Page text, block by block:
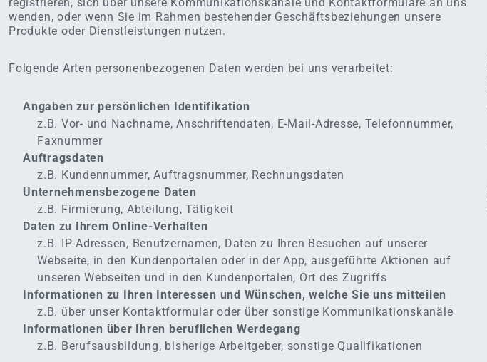
registrieren, sich über unsere Kommunikationskanäle und Kontaktformulare an uns
wenden, oder wenn Sie im Rahmen bestehender Geschäftsbeziehungen unsere
Produkte oder Dienstleistungen nutzen.
Folgende Arten personenbezogenen Daten werden bei uns verarbeitet:
Angaben zur persönlichen Identifikation
z.B. Vor- und Nachname, Anschriftendaten, E-Mail-Adresse, Telefonnummer,
Faxnummer
Auftragsdaten
z.B. Kundennummer, Auftragsnummer, Rechnungsdaten
Unternehmensbezogene Daten
z.B. Firmierung, Abteilung, Tätigkeit
Daten zu Ihrem Online-Verhalten
z.B. IP-Adressen, Benutzernamen, Daten zu Ihren Besuchen auf unserer
Webseite, in den Kundenportalen oder in der App, ausgeführte Aktionen auf
unseren Webseiten und in den Kundenportalen, Ort des Zugriffs
Informationen zu Ihren Interessen und Wünschen, welche Sie uns mitteilen
z.B. über unser Kontaktformular oder über sonstige Kommunikationskanäle
Informationen über Ihren beruflichen Werdegang
z.B. Berufsausbildung, bisherige Arbeitgeber, sonstige Qualifikationen